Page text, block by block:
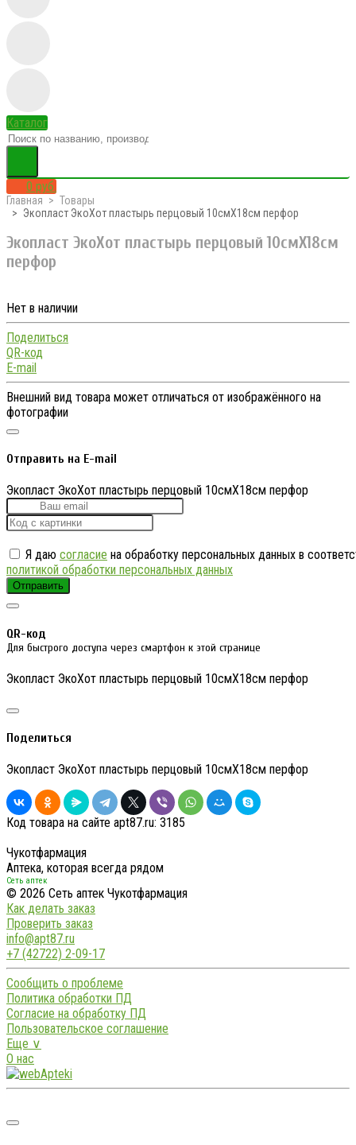
Каталог
0 руб.
Главная
Товары
Экопласт ЭкоХот пластырь перцовый 10смX18см перфор
Экопласт ЭкоХот пластырь перцовый 10смX18см
перфор
Нет в наличии
Поделиться
QR-код
E-mail
Внешний вид товара может отличаться от изображённого на
фотографии
Отправить на E-mail
Экопласт ЭкоХот пластырь перцовый 10смX18см перфор
Я даю согласие на обработку персональных данных в
политикой обработки персональных данных
Отправить
QR-код
Для быстрого доступа через смартфон к этой странице
Экопласт ЭкоХот пластырь перцовый 10смX18см перфор
Поделиться
Экопласт ЭкоХот пластырь перцовый 10смX18см перфор
Код товара на сайте apt87.ru: 3185
Чукотфармация
Аптека, которая всегда рядом
Сеть аптек
© 2026 Сеть аптек Чукотфармация
Как делать заказ
Проверить заказ
info@apt87.ru
+7 (42722) 2-09-17
Сообщить о проблеме
Политика обработки ПД
Согласие на обработку ПД
Пользовательское соглашение
Еще ∨
О нас